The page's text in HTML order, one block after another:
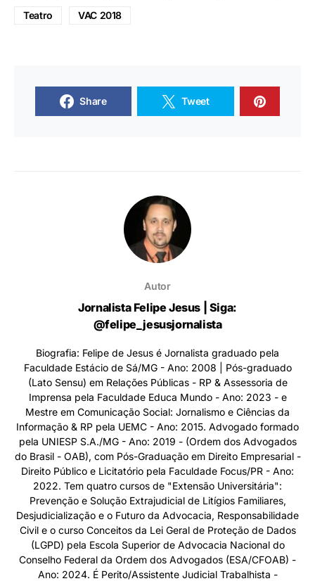
Teatro VAC 2018
Share Tweet
Autor
Jornalista Felipe Jesus | Siga:
@felipe_jesusjornalista
Biografia: Felipe de Jesus é Jornalista graduado pela
Faculdade Estácio de Sá/MG - Ano: 2008 | Pós-graduado
(Lato Sensu) em Relações Públicas - RP & Assessoria de
Imprensa pela Faculdade Educa Mundo - Ano: 2023 - e
Mestre em Comunicação Social: Jornalismo e Ciências da
Informação & RP pela UEMC - Ano: 2015. Advogado formado
pela UNIESP S.A./MG - Ano: 2019 - (Ordem dos Advogados
do Brasil - OAB), com Pós-Graduação em Direito Empresarial -
Direito Público e Licitatório pela Faculdade Focus/PR - Ano:
2022. Tem quatro cursos de "Extensão Universitária":
Prevenção e Solução Extrajudicial de Litígios Familiares,
Desjudicialização e o Futuro da Advocacia, Responsabilidade
Civil e o curso Conceitos da Lei Geral de Proteção de Dados
(LGPD) pela Escola Superior de Advocacia Nacional do
Conselho Federal da Ordem dos Advogados (ESA/CFOAB) -
Ano: 2024. É Perito/Assistente Judicial Trabalhista -